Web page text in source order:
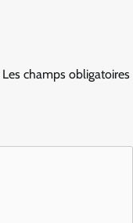
Les champs obligatoires